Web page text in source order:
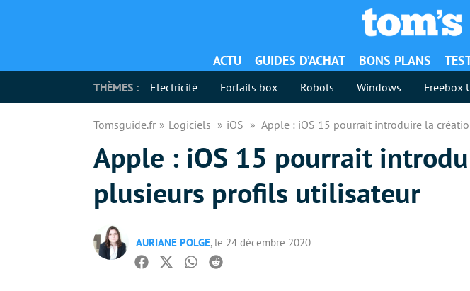
ACTU GUIDES D’ACHAT BONS PLANS
THÈMES : Electricité Forfaits box Robots Windows Freebox
Tomsguide.fr Logiciels iOS Apple : iOS 15 pourrait introduire la
Apple : iOS 15 pourrait
plusieurs profils utilisateur
AURIANE POLGE, le 24 décembre 2020
Facebook
TwitterWhatsapp
Reddit